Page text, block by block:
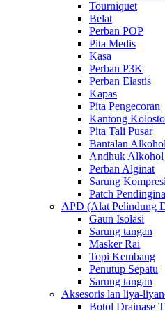
Tourniquet
Belat
Perban POP
Pita Medis
Kasa
Perban P3K
Perban Elastis
Kapas
Pita Pengecoran
Kantong
Pita Tali Pusar
Bantalan Alkohol
Andhuk Alkohol
Perban Alginat
Sarung
Patch
APD (Alat Pelindung
Gaun Isolasi
Sarung tangan
Masker Rai
Topi Kembang
Penutup Sepatu
Sarung tangan
Aksesoris lan liya-
Botol Drainase